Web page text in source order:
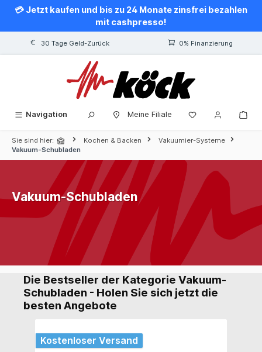
springen
💳 Jetzt kaufen und bis zu 24 Monate zinsfrei bezahlen
mit cashpresso!
30 Tage Geld-Zurück 0% Finanzierung
Navigation Meine Filiale
Sie sind hier: Kochen & Backen
Vakuumier-Systeme
Vakuum-Schubladen
Vakuum-Schubladen
Die Bestseller der Kategorie Vakuum-
Schubladen - Holen Sie sich jetzt die
besten Angebote
Kostenloser Versand